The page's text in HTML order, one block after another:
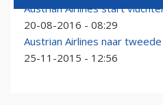
Austrian Airlines start
20-08-2016 - 08:29
Austrian Airlines naar
25-11-2015 - 12:56